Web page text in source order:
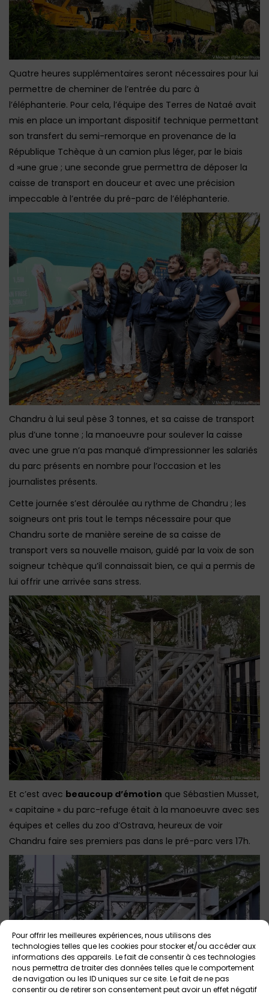
Pour offrir les meilleures expériences, nous utilisons des
technologies telles que les cookies pour stocker et/ou accéder aux
informations des appareils. Le fait de consentir à ces technologies
nous permettra de traiter des données telles que le comportement
de navigation ou les ID uniques sur ce site. Le fait de ne pas
consentir ou de retirer son consentement peut avoir un effet négatif
Quatre heures supplémentaires seront nécessaires pour lui
permettre de cheminer de l’entrée du parc à
l’éléphanterie. Pour cela, l’équipe des Terres de Nataé avait
mis en place un important dispositif technique permettant
son transfert du semi-remorque en provenance de la
République Tchèque à un camion plus léger, par le biais
d »une grue ; une seconde grue permettra de déposer la
caisse de transport en douceur et avec une précision
impeccable à l’entrée du pré-parc de l’éléphanterie.
Chandru à lui seul pèse 3 tonnes, et sa caisse de transport
plus d’une tonne ; la manoeuvre pour soulever la caisse
avec une grue n’a pas manqué d’impressionner les salariés
du parc présents en nombre pour l’occasion et les
journalistes présents.
Cette journée s’est déroulée au rythme de Chandru ; les
soigneurs ont pris tout le temps nécessaire pour que
Chandru sorte de manière sereine de sa caisse de
transport vers sa nouvelle maison, guidé par la voix de son
soigneur tchèque qu’il connaissait bien, ce qui a permis de
lui offrir une arrivée sans stress.
Et c’est avec beaucoup d’émotion que Sébastien Musset,
« capitaine » du parc-refuge était à la manoeuvre avec ses
équipes et celles du zoo d’Ostrava, heureux de voir
Chandru faire ses premiers pas dans le pré-parc vers 17h.